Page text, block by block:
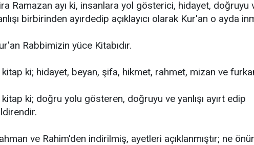
Ramazan ayı ki, insanlara yol gösterici, hidayet, doğruyu
birbirinden ayırdedip açıklayıcı olarak Kur'an o ayda
Rabbimizin yüce Kitabıdır.
kitap ki; hidayet, beyan, şifa, hikmet, rahmet, mizan ve
kitap ki; doğru yolu gösteren, doğruyu ve yanlışı ayırt edip
ve Rahim'den indirilmiş, ayetleri açıklanmıştır; ne